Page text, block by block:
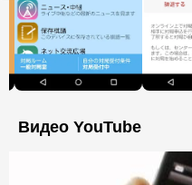
Видео YouTube